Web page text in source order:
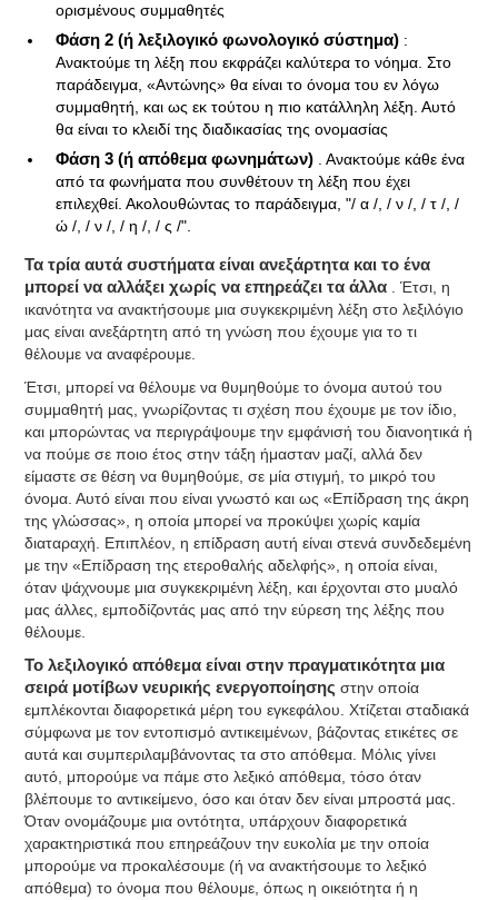
ορισμένους συμμαθητές
Φάση 2 (ή λεξιλογικό φωνολογικό σύστημα) :
Ανακτούμε τη λέξη που εκφράζει καλύτερα το νόημα. Στο
παράδειγμα, «Αντώνης» θα είναι το όνομα του εν λόγω
συμμαθητή, και ως εκ τούτου η πιο κατάλληλη λέξη. Αυτό
θα είναι το κλειδί της διαδικασίας της ονομασίας
Φάση 3 (ή απόθεμα φωνημάτων)
. Ανακτούμε κάθε ένα
από τα φωνήματα που συνθέτουν τη λέξη που έχει
επιλεχθεί. Ακολουθώντας το παράδειγμα, "/ α /, / ν /, / τ /, /
ώ /, / ν /, / η /, / ς /".
Τα τρία αυτά συστήματα είναι ανεξάρτητα και το ένα
μπορεί να αλλάξει χωρίς να επηρεάζει τα άλλα
. Έτσι, η
ικανότητα να ανακτήσουμε μια συγκεκριμένη λέξη στο λεξιλόγιο
μας είναι ανεξάρτητη από τη γνώση που έχουμε για το τι
θέλουμε να αναφέρουμε.
Έτσι, μπορεί να θέλουμε να θυμηθούμε το όνομα αυτού του
συμμαθητή μας, γνωρίζοντας τι σχέση που έχουμε με τον ίδιο,
και μπορώντας να περιγράψουμε την εμφάνισή του διανοητικά ή
να πούμε σε ποιο έτος στην τάξη ήμασταν μαζί, αλλά δεν
είμαστε σε θέση να θυμηθούμε, σε μία στιγμή, το μικρό του
όνομα. Αυτό είναι που είναι γνωστό και ως «Επίδραση της άκρη
της γλώσσας», η οποία μπορεί να προκύψει χωρίς καμία
διαταραχή. Επιπλέον, η επίδραση αυτή είναι στενά συνδεδεμένη
με την «Επίδραση της ετεροθαλής αδελφής», η οποία είναι,
όταν ψάχνουμε μια συγκεκριμένη λέξη, και έρχονται στο μυαλό
μας άλλες, εμποδίζοντάς μας από την εύρεση της λέξης που
θέλουμε.
Το λεξιλογικό απόθεμα είναι στην πραγματικότητα μια
σειρά μοτίβων νευρικής ενεργοποίησηςστην οποία
εμπλέκονται διαφορετικά μέρη του εγκεφάλου. Χτίζεται σταδιακά
σύμφωνα με τον εντοπισμό αντικειμένων, βάζοντας ετικέτες σε
αυτά και συμπεριλαμβάνοντας τα στο απόθεμα. Μόλις γίνει
αυτό, μπορούμε να πάμε στο λεξικό απόθεμα, τόσο όταν
βλέπουμε το αντικείμενο, όσο και όταν δεν είναι μπροστά μας.
Όταν ονομάζουμε μια οντότητα, υπάρχουν διαφορετικά
χαρακτηριστικά που επηρεάζουν την ευκολία με την οποία
μπορούμε να προκαλέσουμε (ή να ανακτήσουμε το λεξικό
απόθεμα) το όνομα που θέλουμε, όπως η οικειότητα ή η